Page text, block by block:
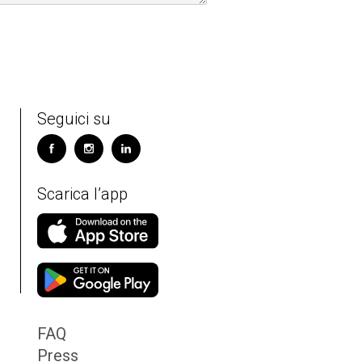
Seguici su
Scarica l’app
FAQ
Press